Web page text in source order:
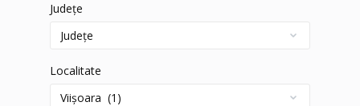
Județe
Localitate